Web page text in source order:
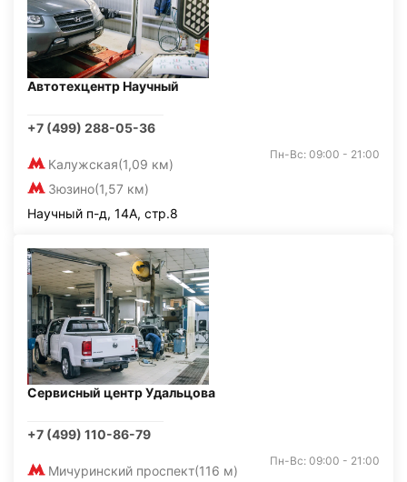
Автотехцентр Научный
+7 (499) 288-05-36
Калужская(1,09 км)
Зюзино(1,57 км)
Пн-Вс: 09:00 - 21:00
Научный п-д, 14А, стр.8
Сервисный центр Удальцова
+7 (499) 110-86-79
Мичуринский проспект(116 м)
Пн-Вс: 09:00 - 21:00